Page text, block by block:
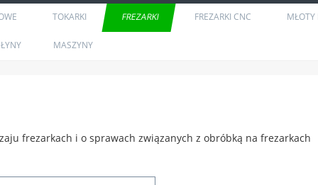
TOKARKI FREZARKI FREZARKI CNC MŁOTY
MASZYNY
frezarkach i o sprawach związanych z obróbką na frezarkach